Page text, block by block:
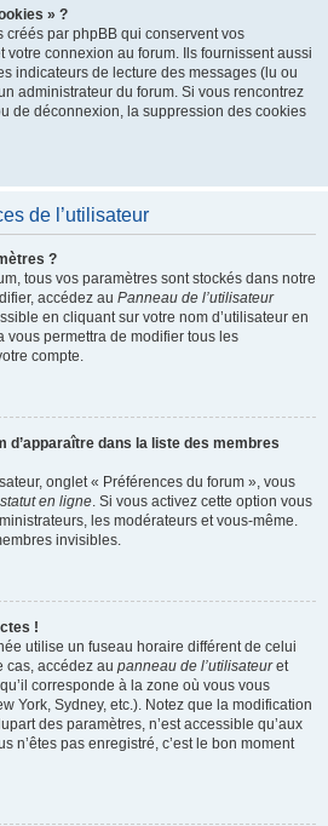
» ?
par phpBB qui conservent vos
votre connexion au forum. Ils fournissent aussi
indicateurs de lecture des messages (lu ou
administrateur du forum. Si vous rencontrez
de déconnexion, la suppression des cookies
de l’utilisateur
?
tous vos paramètres sont stockés dans notre
accédez au Panneau de l’utilisateur
en cliquant sur votre nom d’utilisateur en
vous permettra de modifier tous les
compte.
d’apparaître dans la liste des membres
onglet « Préférences du forum », vous
en ligne. Si vous activez cette option vous
les modérateurs et vous-même.
invisibles.
!
utilise un fuseau horaire différent de celui
cas, accédez au panneau de l’utilisateuret
corresponde à la zone où vous vous
York, Sydney, etc.). Notez que la modification
des paramètres, n’est accessible qu’aux
n’êtes pas enregistré, c’est le bon moment